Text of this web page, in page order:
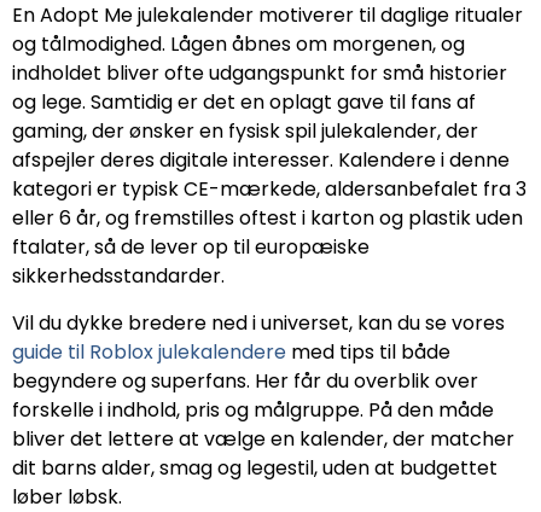
En Adopt Me julekalender motiverer til daglige ritualer
og tålmodighed. Lågen åbnes om morgenen, og
indholdet bliver ofte udgangspunkt for små historier
og lege. Samtidig er det en oplagt gave til fans af
gaming, der ønsker en fysisk spil julekalender, der
afspejler deres digitale interesser. Kalendere i denne
kategori er typisk CE-mærkede, aldersanbefalet fra 3
eller 6 år, og fremstilles oftest i karton og plastik uden
ftalater, så de lever op til europæiske
sikkerhedsstandarder.
Vil du dykke bredere ned i universet, kan du se vores
guide til Roblox julekalendere med tips til både
begyndere og superfans. Her får du overblik over
forskelle i indhold, pris og målgruppe. På den måde
bliver det lettere at vælge en kalender, der matcher
dit barns alder, smag og legestil, uden at budgettet
løber løbsk.